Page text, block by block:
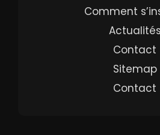
Comment
Actualités
Contact
Sitemap
Contact